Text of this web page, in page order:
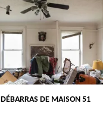
DÉBARRAS DE MAISON 51